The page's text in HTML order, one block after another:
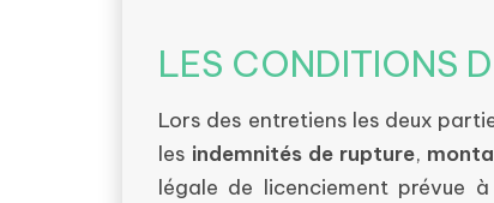
LES CONDITIONS
Lors des entretiens les deux
les indemnités de rupture,
légale de licenciement prévue